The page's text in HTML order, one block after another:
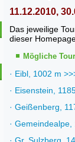
11.12.2010,
Das jeweilige
dieser
Mögliche
· Eibl, 1002 m
· Eisenstein,
· Geißenberg,
·